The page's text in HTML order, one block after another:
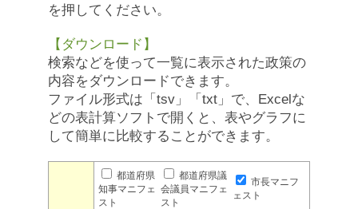
を押してください。
【ダウンロード】
検索などを使って一覧に表示された政策の
内容をダウンロードできます。
ファイル形式は「tsv」「txt」で、Excelな
どの表計算ソフトで開くと、表やグラフに
して簡単に比較することができます。
都道府県
知事マニフェ
スト
都道府県議
会議員マニフェ
スト
市長マニフ
ェスト